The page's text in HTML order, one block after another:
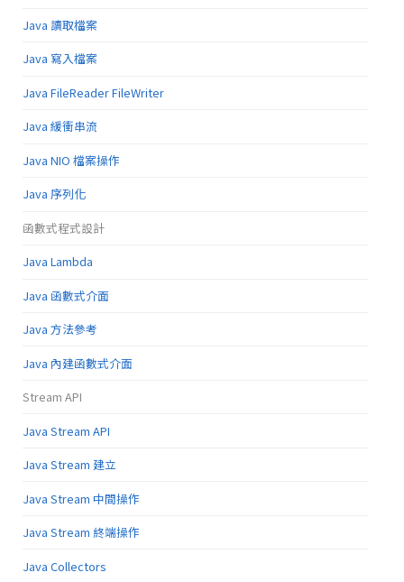
Java 讀取檔案
Java 寫入檔案
Java FileReader FileWriter
Java 緩衝串流
Java NIO 檔案操作
Java 序列化
函數式程式設計
Java Lambda
Java 函數式介面
Java 方法參考
Java 內建函數式介面
Stream API
Java Stream API
Java Stream 建立
Java Stream 中間操作
Java Stream 終端操作
Java Collectors